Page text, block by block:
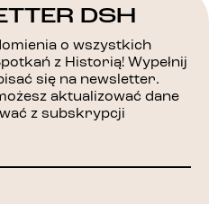
DSH
o wszystkich
z Historią! Wypełnij
się na newsletter.
aktualizować dane
z subskrypcji